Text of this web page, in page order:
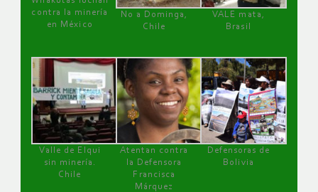
contra la minería
en México
No a Dominga,
Chile
VALE mata,
Brasil
Valle de Elqui
sin minería.
Chile
Atentan contra
la Defensora
Francisca
Márquez
Defensoras de
Bolivia